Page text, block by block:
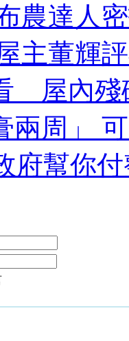
農達人
主董輝
屋內殘
兩周」
府幫你付